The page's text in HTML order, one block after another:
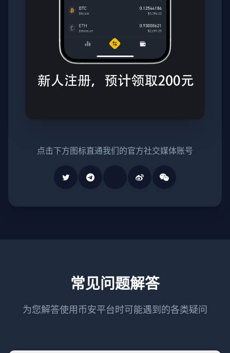
点击下方图标直通我们的官方社交媒体账号
常见问题解答
为您解答使用币安平台时可能遇到的各类疑问